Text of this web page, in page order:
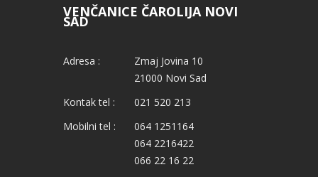
VENČANICE ČAROLIJA NOVI
SAD
Adresa :
Zmaj Jovina 10
21000 Novi Sad
Kontak tel :
021 520 213
Mobilni tel :
064 1251164
064 2216422
066 22 16 22